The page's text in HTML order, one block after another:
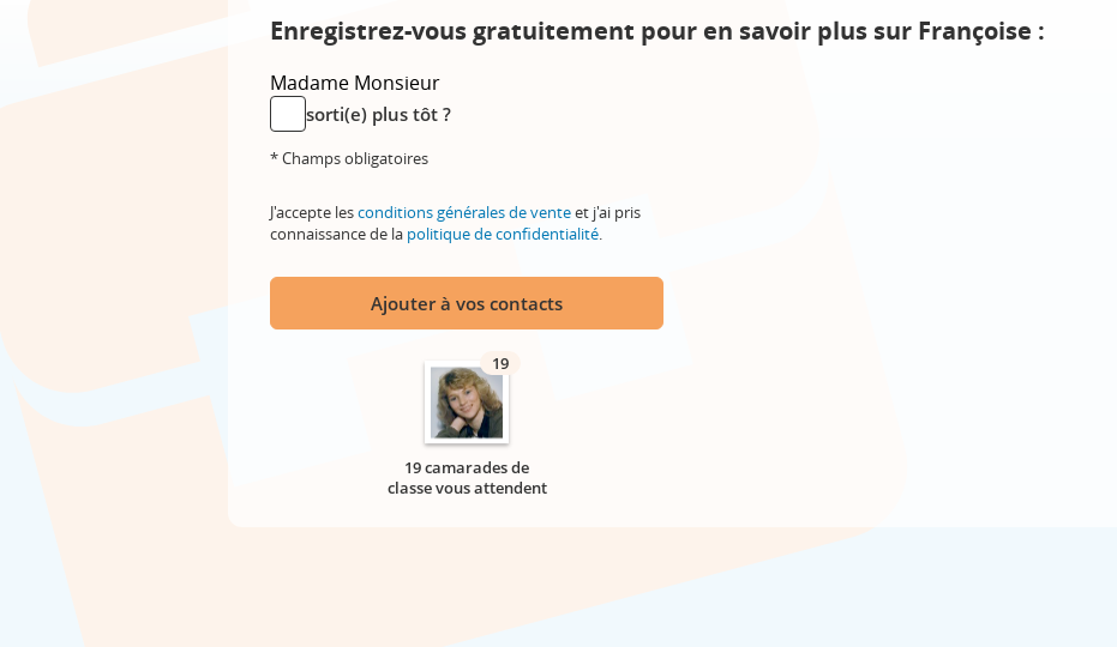
Enregistrez-vous gratuitement pour en savoir plus sur Françoise :
Madame Monsieur
sorti(e) plus tôt ?
* Champs obligatoires
J'accepte lesconditions générales de venteet j'ai pris
connaissance de la politique de confidentialité.
Ajouter à vos contacts
19
19 camarades de
classe vous attendent